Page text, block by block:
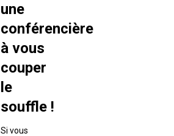
une
conférencière
à vous
couper
le
souffle !
Si vous